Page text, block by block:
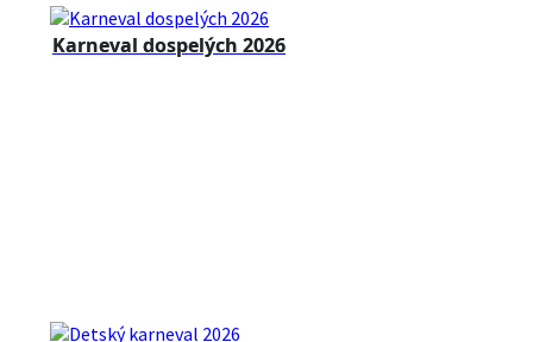
Karneval dospelých 2026